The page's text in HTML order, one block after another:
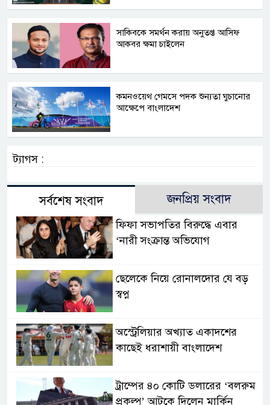
সাকিবকে সমর্থন করায় অনুতপ্ত আসিফ
আকবর ক্ষমা চাইলেন
কমনওয়েথ গেমসে পদক শুন্যতা ঘুচানোর
আক্ষেপে বাংলাদেশ
ট্যাগস :
সর্বশেষ সংবাদ জনপ্রিয় সংবাদ
ফিফা সভাপতির বিরুদ্ধে এবার
‘নারী সংক্রান্ত অভিযোগ
ছেলেকে নিয়ে রোনালদোর যে বড়
স্বপ্ন
অস্ট্রেলিয়ার অখ্যাত একাদশের
কাছেই ধরাশায়ী বাংলাদেশ
ট্রাম্পের ৪০ কোটি ডলারের ‘বলরুম
প্রকল্প’ আটকে দিলেন মার্কিন